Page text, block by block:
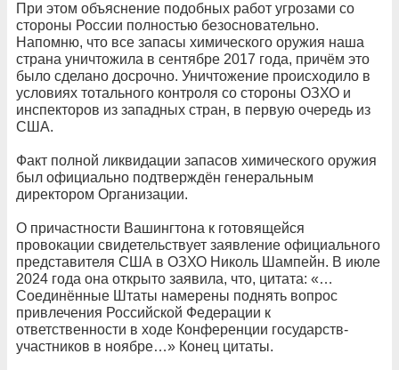
При этом объяснение подобных работ угрозами со
стороны России полностью безосновательно.
Напомню, что все запасы химического оружия наша
страна уничтожила в сентябре 2017 года, причём это
было сделано досрочно. Уничтожение происходило в
условиях тотального контроля со стороны ОЗХО и
инспекторов из западных стран, в первую очередь из
США.
Факт полной ликвидации запасов химического оружия
был официально подтверждён генеральным
директором Организации.
О причастности Вашингтона к готовящейся
провокации свидетельствует заявление официального
представителя США в ОЗХО Николь Шампейн. В июле
2024 года она открыто заявила, что, цитата: «…
Соединённые Штаты намерены поднять вопрос
привлечения Российской Федерации к
ответственности в ходе Конференции государств-
участников в ноябре…» Конец цитаты.